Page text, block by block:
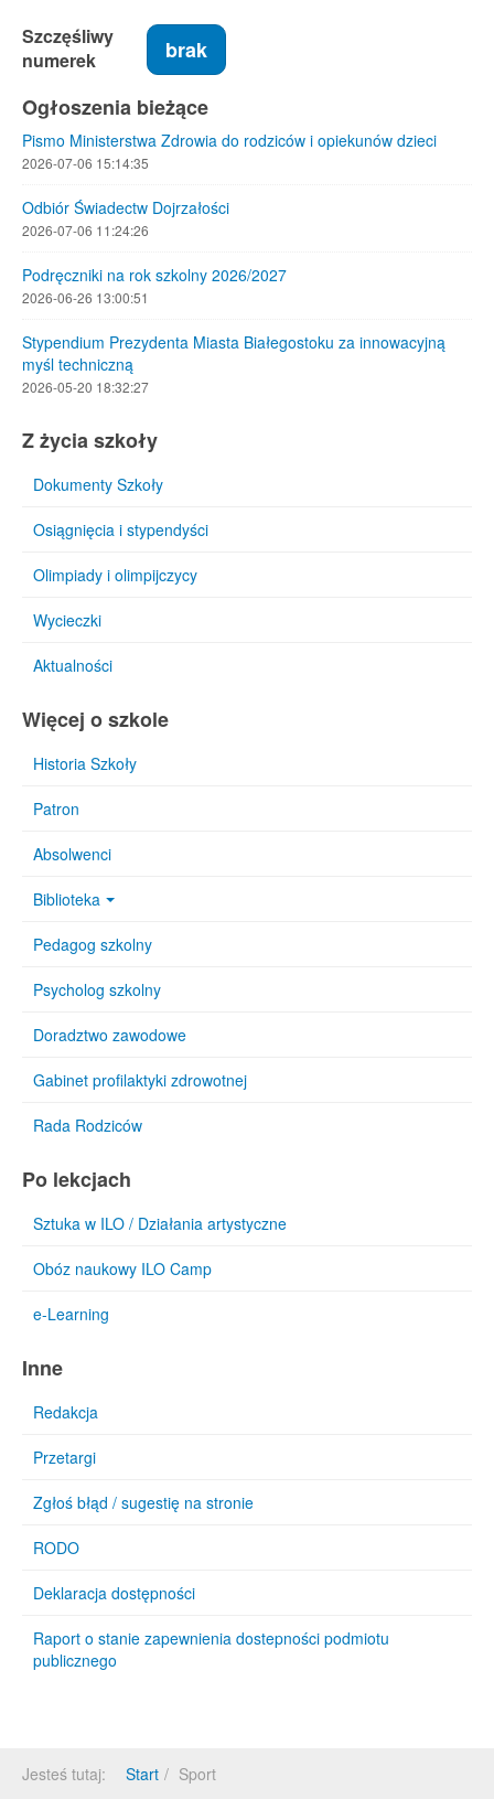
Szczęśliwy
numerek
brak
Ogłoszenia bieżące
Pismo Ministerstwa Zdrowia do rodziców i opiekunów dzieci
2026-07-06 15:14:35
Odbiór Świadectw Dojrzałości
2026-07-06 11:24:26
Podręczniki na rok szkolny 2026/2027
2026-06-26 13:00:51
Stypendium Prezydenta Miasta Białegostoku za innowacyjną
myśl techniczną
2026-05-20 18:32:27
Z życia szkoły
Dokumenty Szkoły
Osiągnięcia i stypendyści
Olimpiady i olimpijczycy
Wycieczki
Aktualności
Więcej o szkole
Historia Szkoły
Patron
Absolwenci
Biblioteka
Pedagog szkolny
Psycholog szkolny
Doradztwo zawodowe
Gabinet profilaktyki zdrowotnej
Rada Rodziców
Po lekcjach
Sztuka w ILO / Działania artystyczne
Obóz naukowy ILO Camp
e-Learning
Inne
Redakcja
Przetargi
Zgłoś błąd / sugestię na stronie
RODO
Deklaracja dostępności
Raport o stanie zapewnienia dostepności podmiotu
publicznego
Jesteś tutaj: Start Sport